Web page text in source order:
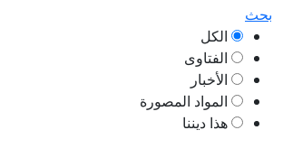
بحث
الكل
الفتاوى
الأخبار
المواد المصورة
هذا ديننا